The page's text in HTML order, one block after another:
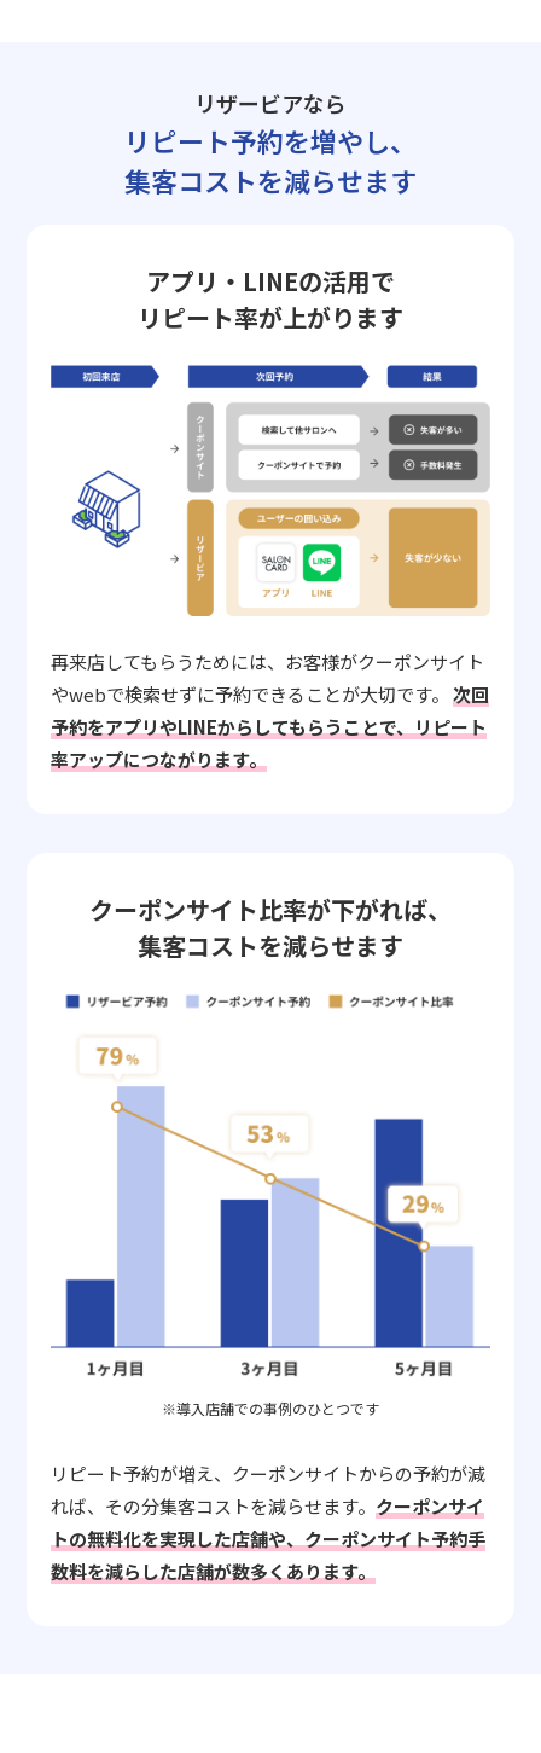
リザービアなら
リピート予約を増やし、
集客コストを減らせます
アプリ・LINEの活用で
リピート率が上がります
再来店してもらうためには、お客様がクーポンサイト
やwebで検索せずに予約できることが大切です。 次回
予約をアプリやLINEからしてもらうことで、リピート
率アップにつながります。
クーポンサイト比率が下がれば、
集客コストを減らせます
※導入店舗での事例のひとつです
リピート予約が増え、クーポンサイトからの予約が減
れば、その分集客コストを減らせます。 クーポンサイ
トの無料化を実現した店舗や、クーポンサイト予約手
数料を減らした店舗が数多くあります。